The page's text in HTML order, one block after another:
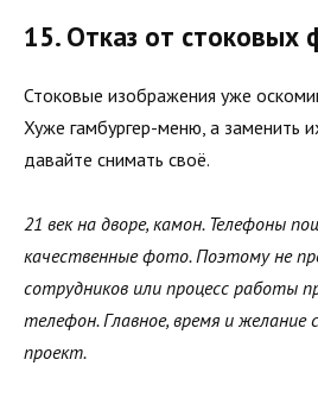
15. Отказ от стоковых
Стоковые изображения уже
Хуже гамбургер-меню, а заменить
давайте снимать своё.
21 век на дворе, камон. Телефоны
качественные фото. Поэтому не
сотрудников или процесс работы
телефон. Главное, время и
проект.